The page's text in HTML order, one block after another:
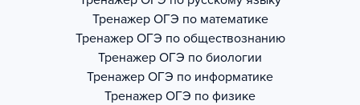
Тренажер ОГЭ по математике
Тренажер ОГЭ по обществознанию
Тренажер ОГЭ по биологии
Тренажер ОГЭ по информатике
Тренажер ОГЭ по физике